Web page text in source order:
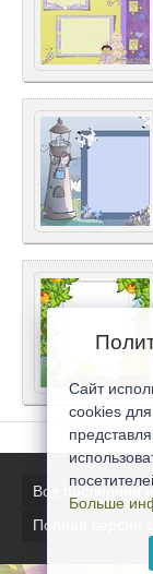
Все последние
Полная версия
Сайт
cookies
Больше